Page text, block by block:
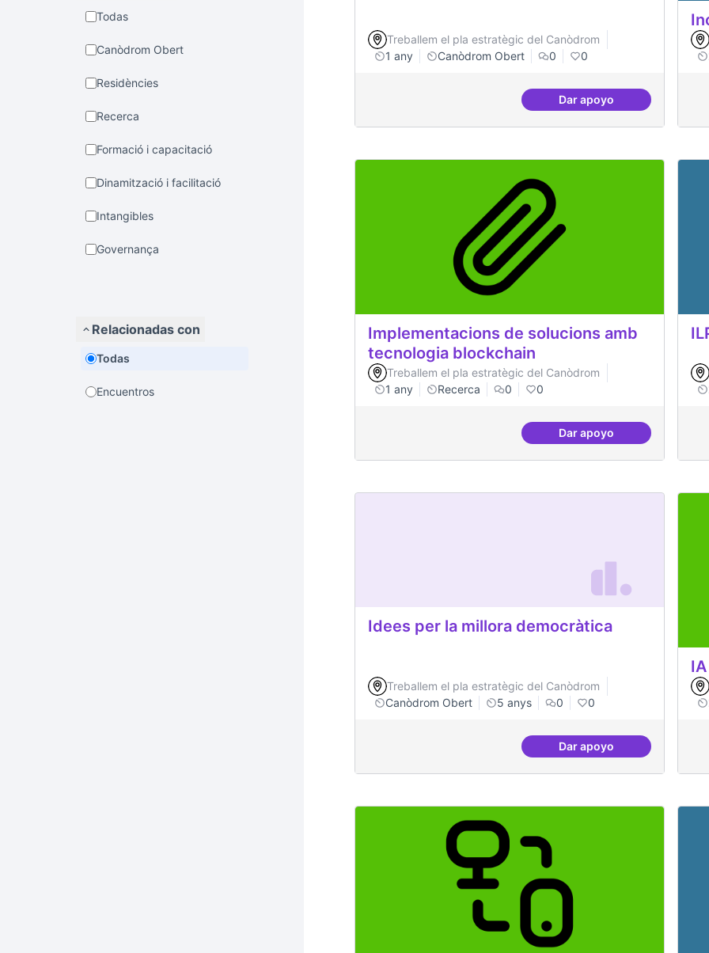
Todas
Canòdrom Obert
Residències
Recerca
Formació i capacitació
Dinamització i facilitació
Intangibles
Governança
Relacionadas con
Todas
Encuentros
Treballem el pla estratègic del Canòdrom
1 any
Canòdrom Obert 0 0
Dar apoyoIniciar línia de DDHH i
Implementacions de solucions amb
tecnologia blockchain
Treballem el pla estratègic del Canòdrom
1 any
Recerca 0 0
Dar apoyoImplementacions de
Idees per la millora democràtica
Treballem el pla estratègic del Canòdrom
Canòdrom Obert
5 anys 0 0
Dar apoyoIdees per la millora